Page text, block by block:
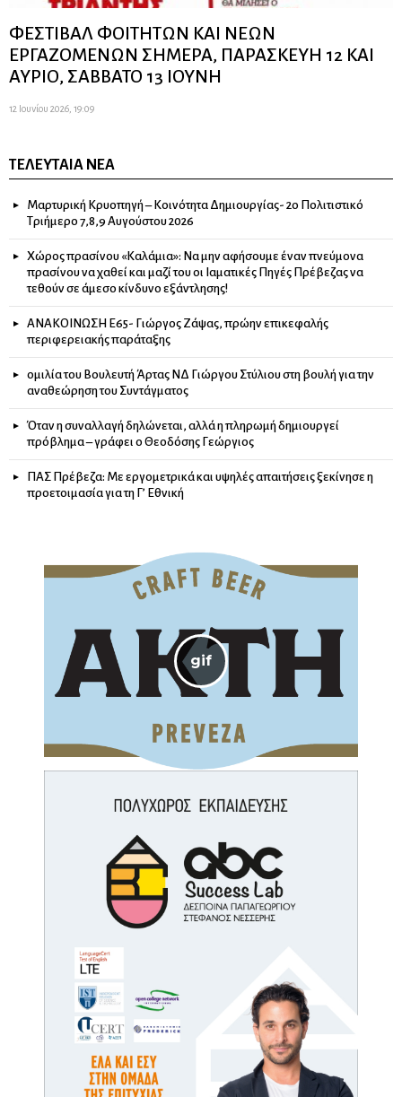
ΦΕΣΤΙΒΑΛ ΦΟΙΤΗΤΩΝ ΚΑΙ ΝΕΩΝ
ΕΡΓΑΖΟΜΕΝΩΝ ΣΗΜΕΡΑ, ΠΑΡΑΣΚΕΥΗ 12 ΚΑΙ
ΑΥΡΙΟ, ΣΑΒΒΑΤΟ 13 ΙΟΥΝΗ
12 Ιουνίου 2026, 19:09
ΤΕΛΕΥΤΑΊΑ ΝΈΑ
Μαρτυρική Κρυοπηγή – Κοινότητα Δημιουργίας- 2ο Πολιτιστικό
Τριήμερο 7,8,9 Αυγούστου 2026
Χώρος πρασίνου «Καλάμια»: Να μην αφήσουμε έναν πνεύμονα
πρασίνου να χαθεί και μαζί του οι Ιαματικές Πηγές Πρέβεζας να
τεθούν σε άμεσο κίνδυνο εξάντλησης!
ΑΝΑΚΟΙΝΩΣΗ Ε65- Γιώργος Ζάψας, πρώην επικεφαλής
περιφερειακής παράταξης
ομιλία του Βουλευτή Άρτας ΝΔ Γιώργου Στύλιου στη βουλή για την
αναθεώρηση του Συντάγματος
Όταν η συναλλαγή δηλώνεται, αλλά η πληρωμή δημιουργεί
πρόβλημα – γράφει ο Θεοδόσης Γεώργιος
ΠΑΣ Πρέβεζα: Με εργομετρικά και υψηλές απαιτήσεις ξεκίνησε η
προετοιμασία για τη Γ’ Εθνική